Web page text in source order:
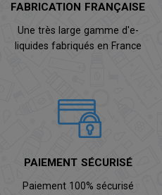
FABRICATION FRANÇAISE
Une très large gamme d'e-
liquides fabriqués en France
PAIEMENT SÉCURISÉ
Paiement 100% sécurisé